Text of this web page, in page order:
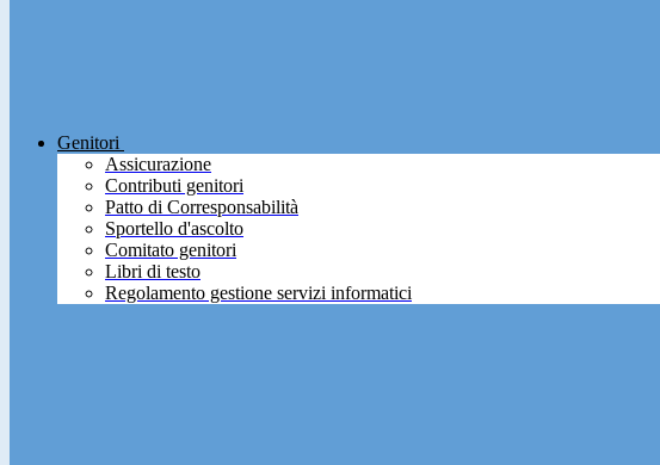
Genitori
Assicurazione
Contributi genitori
Patto di Corresponsabilità
Sportello d'ascolto
Comitato genitori
Libri di testo
Regolamento gestione servizi informatici